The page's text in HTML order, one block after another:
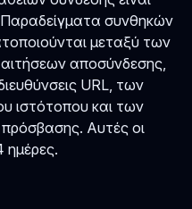
συνθηκών
μεταξύ των
αποσύνδεσης,
URL, των
ιστότοπου και των
Αυτές οι
ημέρες.